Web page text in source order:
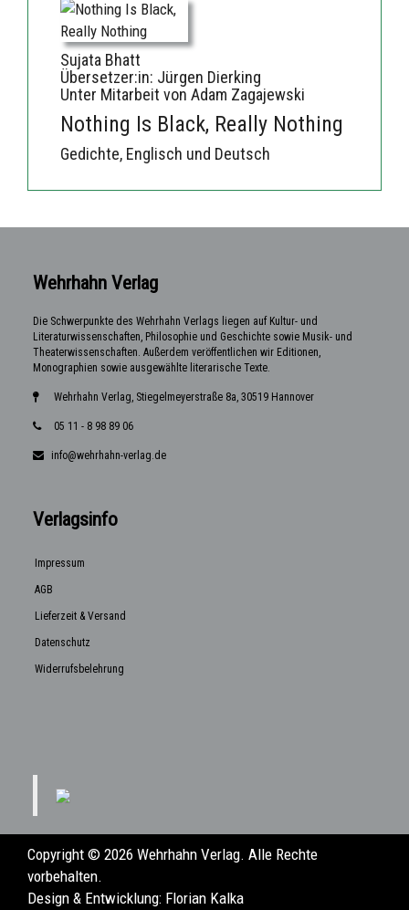
Sujata Bhatt
Übersetzer:in: Jürgen Dierking
Unter Mitarbeit von Adam Zagajewski
Nothing Is Black, Really Nothing
Gedichte, Englisch und Deutsch
Wehrhahn Verlag
Die Schwerpunkte des Wehrhahn Verlags liegen auf Kultur- und
Literaturwissenschaften, Philosophie und Geschichte sowie Musik- und
Theaterwissenschaften. Außerdem veröffentlichen wir Editionen,
Monographien sowie ausgewählte literarische Texte.
Wehrhahn Verlag, Stiegelmeyerstraße 8a, 30519 Hannover
05 11 - 8 98 89 06
info@wehrhahn-verlag.de
Verlagsinfo
Impressum
AGB
Lieferzeit & Versand
Datenschutz
Widerrufsbelehrung
Copyright © 2026 Wehrhahn Verlag. Alle Rechte
vorbehalten.
Design & Entwicklung: Florian Kalka